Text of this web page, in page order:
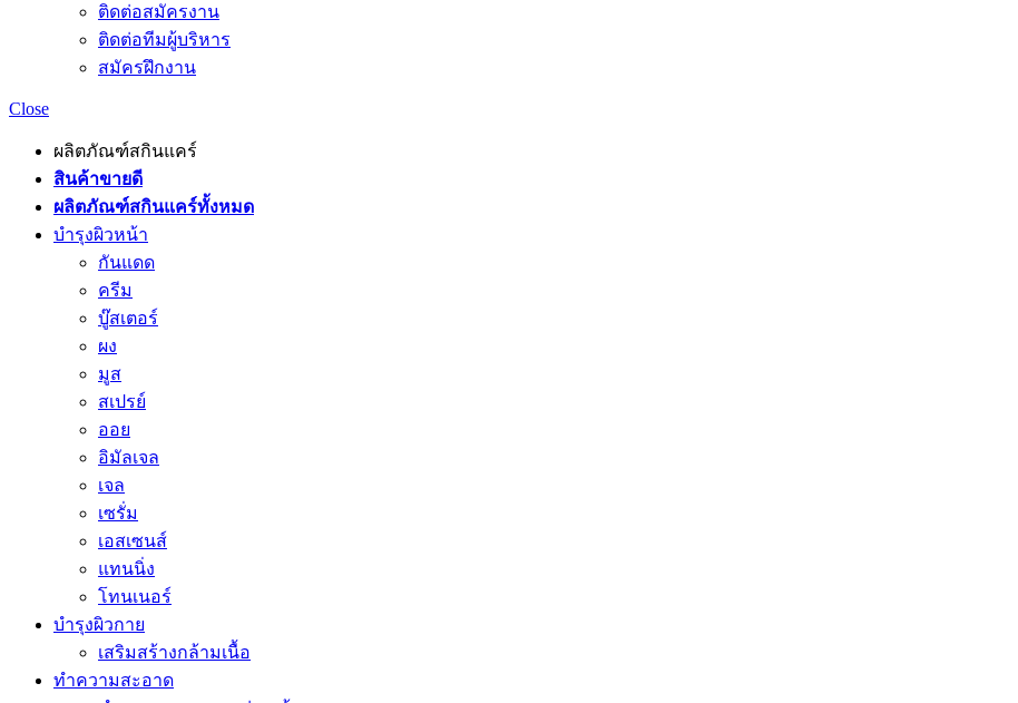
ติดต่อสมัครงาน
ติดต่อทีมผู้บริหาร
สมัครฝึกงาน
Close
ผลิตภัณฑ์สกินแคร์
สินค้าขายดี
ผลิตภัณฑ์สกินแคร์ทั้งหมด
บำรุงผิวหน้า
กันแดด
ครีม
บู๊สเตอร์
ผง
มูส
สเปรย์
ออย
อิมัลเจล
เจล
เซรั่ม
เอสเซนส์
แทนนิ่ง
โทนเนอร์
บำรุงผิวกาย
เสริมสร้างกล้ามเนื้อ
ทำความสะอาด